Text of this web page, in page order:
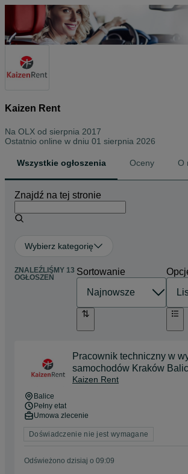
Kaizen Rent
Na OLX od sierpnia 2017
Ostatnio online w dniu 01 sierpnia 2026
Wszystkie ogłoszenia Oceny O
Znajdź na tej stronie
Wybierz kategorię
ZNALEŹLIŚMY 13
OGŁOSZEŃ
Sortowanie
Pracownik techniczny w
samochodów Kraków
Kaizen Rent
Balice
Pełny etat
Umowa zlecenie
Doświadczenie nie jest wymagane
Odświeżono dzisiaj o 09:09